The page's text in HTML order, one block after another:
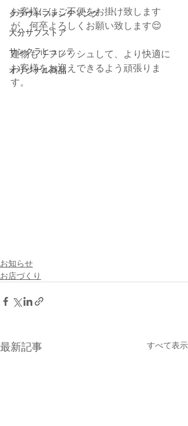
クラウドファンディング
大分サブストア
サンクラヒュッテ
オリジナル商品
お客様にはご不便をお掛け致します
が、何卒よろしくお願い致します😌
建物もリフレッシュして、より快適に
お客様をお迎えできるよう頑張りま
す。
お知らせ
お店づくり
最新記事 すべて表示